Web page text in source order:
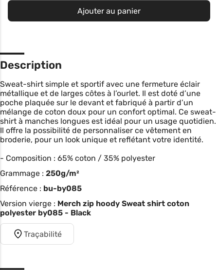
Ajouter au panier
Description
Sweat-shirt simple et sportif avec une fermeture éclair
métallique et de larges côtes à l’ourlet. Il est doté d’une
poche plaquée sur le devant et fabriqué à partir d’un
mélange de coton doux pour un confort optimal. Ce sweat-
shirt à manches longues est idéal pour un usage quotidien.
Il offre la possibilité de personnaliser ce vêtement en
broderie, pour un look unique et reflétant votre identité.
- Composition : 65% coton / 35% polyester
Grammage : 250g/m²
Référence : bu-by085
Version vierge : Merch zip hoody Sweat shirt coton
polyester by085 - Black
Traçabilité